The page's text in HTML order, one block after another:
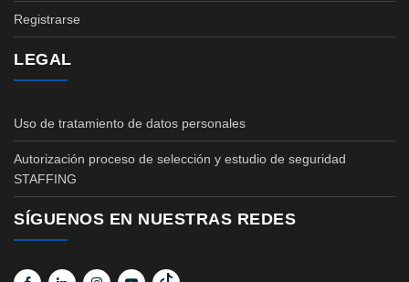
Registrarse
LEGAL
Uso de tratamiento de datos personales
Autorización proceso de selección y estudio de seguridad
STAFFING
SÍGUENOS EN NUESTRAS REDES